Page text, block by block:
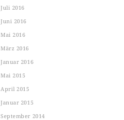
Juli 2016
Juni 2016
Mai 2016
März 2016
Januar 2016
Mai 2015
April 2015
Januar 2015
September 2014